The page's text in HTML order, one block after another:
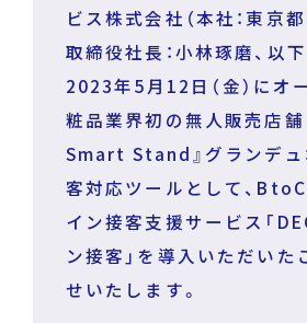
デジタル・DX人材育成 支援
採用情報
ビス株式会社（本社：東京
取締役社長：小林琢磨、以
2023年5月12日（金）にオ
粧品業界初の無人販売店舗
Smart Stand』グランデュ
客対応ツールとして、
イン接客支援サービス「
ン接客」を導入いただいた
せいたします。